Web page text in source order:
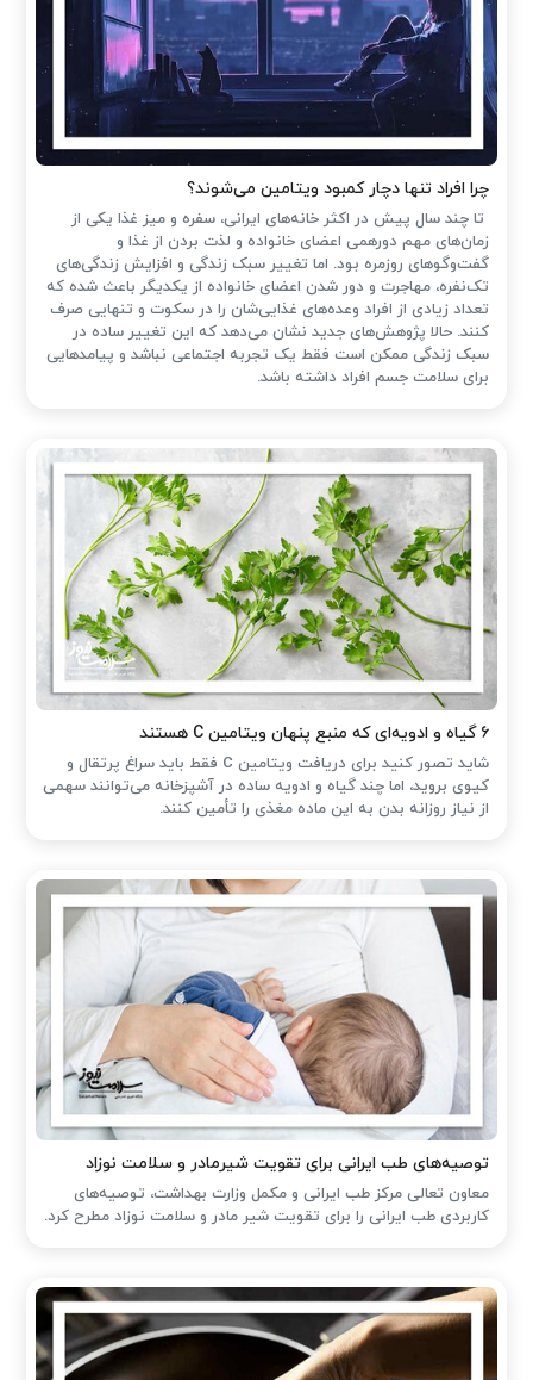
چرا افراد تنها دچار کمبود ویتامین می‌شوند؟
تا چند سال پیش در اکثر خانه‌های ایرانی، سفره و میز غذا یکی از
زمان‌های مهم دورهمی اعضای خانواده و لذت بردن از غذا و
گفت‌وگوهای روزمره بود. اما تغییر سبک زندگی و افزایش زندگی‌های
تک‌نفره، مهاجرت و دور شدن اعضای خانواده از یکدیگر باعث شده که
تعداد زیادی از افراد وعده‌های غذایی‌شان را در سکوت و تنهایی صرف
کنند. حالا پژوهش‌های جدید نشان می‌دهد که این تغییر ساده در
سبک زندگی ممکن است فقط یک تجربه اجتماعی نباشد و پیامدهایی
برای سلامت جسم افراد داشته باشد.
۶ گیاه و ادویه‌ای که منبع پنهان ویتامین C هستند
شاید تصور کنید برای دریافت ویتامین C فقط باید سراغ پرتقال و
کیوی بروید، اما چند گیاه و ادویه ساده در آشپزخانه می‌توانند سهمی
از نیاز روزانه بدن به این ماده مغذی را تأمین کنند.
توصیه‌های طب ایرانی برای تقویت شیرمادر و سلامت نوزاد
معاون تعالی مرکز طب ایرانی و مکمل وزارت بهداشت، توصیه‌های
کاربردی طب ایرانی را برای تقویت شیر مادر و سلامت نوزاد مطرح کرد.